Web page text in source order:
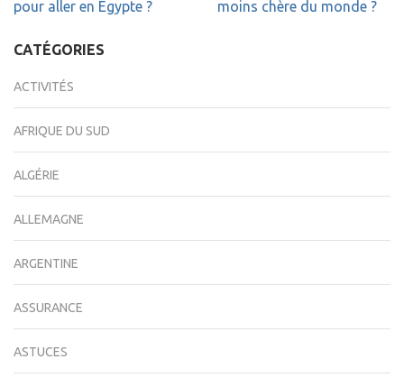
de
pour aller en Égypte ? moins chère du monde ?
CATÉGORIES
ACTIVITÉS
AFRIQUE DU SUD
ALGÉRIE
ALLEMAGNE
ARGENTINE
ASSURANCE
ASTUCES